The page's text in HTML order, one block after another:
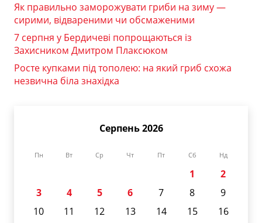
Як правильно заморожувати гриби на зиму —
сирими, відвареними чи обсмаженими
7 серпня у Бердичеві попрощаються із
Захисником Дмитром Плаксюком
Росте купками під тополею: на який гриб схожа
незвична біла знахідка
Серпень 2026
Пн Вт Ср Чт Пт Сб Нд
1
2
3
4 5 6 7 8
9
10
11 12 13 14 15
16